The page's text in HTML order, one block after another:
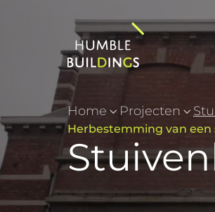
Home Projecten
Herbestemming van een